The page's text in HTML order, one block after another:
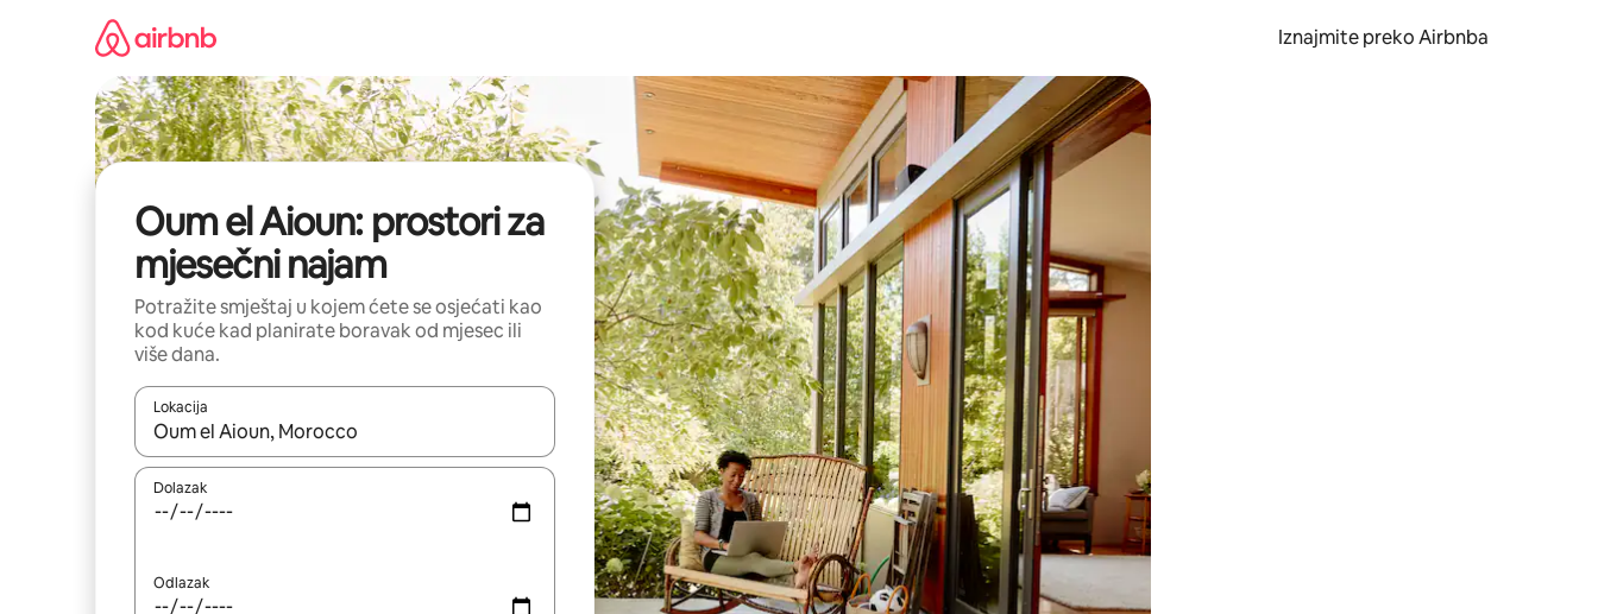
Iznajmite preko Airbnba
Oum el Aioun: prostori za
mjesečni najam
Potražite smještaj u kojem ćete se osjećati kao
kod kuće kad planirate boravak od mjesec ili
više dana.
Lokacija
Kada budu dostupni rezultati, moći ćete ih pregledati koristeći se strelicama prema gore i prema dolje, kao i dodirom ili prelaskom prstom po zaslonu.
Dolazak
Odlazak